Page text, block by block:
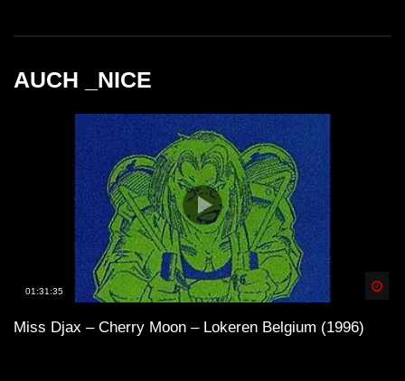
AUCH _NICE
01:31:35
Miss Djax – Cherry Moon – Lokeren Belgium (1996)